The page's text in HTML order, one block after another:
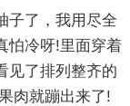
子了，我用尽全
怕冷呀!里面穿着
见了排列整齐的
肉就蹦出来了!